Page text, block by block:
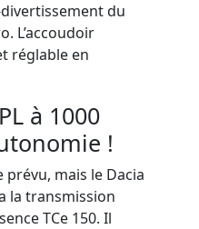
du
L’accoudoir
réglable en
à 1000
!
mais le Dacia
la transmission
TCe 150. Il